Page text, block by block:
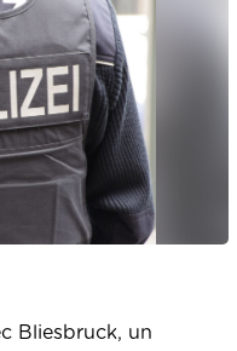
Bliesbruck, un